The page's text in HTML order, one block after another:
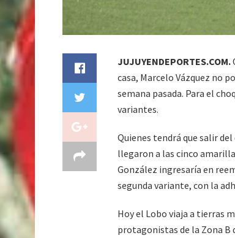
JUJUYENDEPORTES.COM.
casa, Marcelo Vázquez no
semana pasada. Para el
variantes.
Quienes tendrá que salir
llegaron a las cinco
González ingresaría en
segunda variante, con la
Hoy el Lobo viaja a tierras
protagonistas de la Zona B